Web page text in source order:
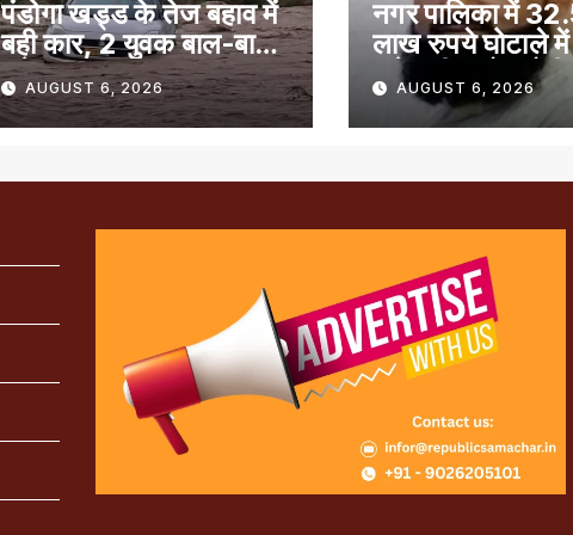
पंडोगा खड्ड के तेज बहाव में
बही कार, 2 युवक बाल-बाल
बचेAUGUST 6, 2026
नगर पालिका में
लाख रुपये घोटाले
समेत तीन लोग दोषी
AUGUST 6, 2026